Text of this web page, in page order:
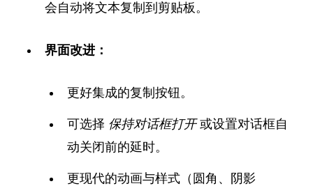
会自动将文本复制到剪贴板。
界面改进：
更好集成的复制按钮。
可选择 保持对话框打开或设置对话框自
动关闭前的延时。
更现代的动画与样式（圆角、阴影